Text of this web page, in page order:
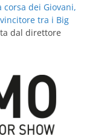
dei Giovani,
tra i Big
dal direttore